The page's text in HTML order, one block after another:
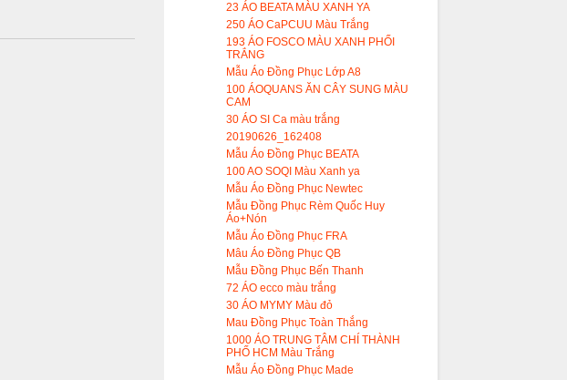
23 ÁO BEATA MÀU XANH YA
250 ÁO CaPCUU Màu Trắng
193 ÁO FOSCO MÀU XANH PHỐI
TRẮNG
Mẫu Áo Đồng Phục Lớp A8
100 ÁOQUANS ĂN CÂY SUNG MÀU
CAM
30 ÁO SI Ca màu trắng
20190626_162408
Mẫu Áo Đồng Phục BEATA
100 AO SOQI Màu Xanh ya
Mẫu Áo Đồng Phục Newtec
Mẫu Đồng Phục Rèm Quốc Huy
Áo+Nón
Mẫu Áo Đồng Phục FRA
Mâu Áo Đồng Phục QB
Mẫu Đồng Phục Bến Thanh
72 ÁO ecco màu trắng
30 ÁO MYMY Màu đỏ
Mau Đồng Phục Toàn Thắng
1000 ÁO TRUNG TÂM CHÍ THÀNH
PHỐ HCM Màu Trắng
Mẫu Áo Đồng Phục Made